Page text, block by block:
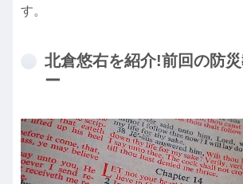
す。
北倉悠右を紹介!前回の防
ー